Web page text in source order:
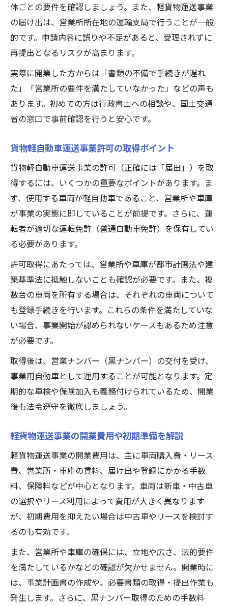
体ごとの要件を確認しましょう。また、軽貨物運送事業
の届け出は、営業所所在地の運輸支局で行うことが一般
的です。申請内容に誤りや不足があると、受理されずに
再提出となるリスクが高まります。
実際に開業した方からは「書類の不備で手続きが遅れ
た」「営業所の要件を満たしていなかった」などの声も
あります。初めての方は行政書士への相談や、国土交通
省の窓口で事前確認を行うと安心です。
貨物軽自動車運送事業許可の取得ポイント
貨物軽自動車運送事業の許可（正確には「届出」）を取
得するには、いくつかの重要なポイントがあります。ま
ず、使用する車両が軽自動車であること、営業所や車庫
が事業の実態に即していることが前提です。さらに、運
転者が適切な運転免許（普通自動車免許）を保有してい
る必要があります。
許可取得にあたっては、営業所や車庫が都市計画法や建
築基準法に抵触しないことも確認が必要です。また、複
数台の車両を所有する場合は、それぞれの車両について
も登録手続きを行います。これらの条件を満たしていな
い場合、事業開始が認められないケースもあるため注意
が必要です。
取得後は、営業ナンバー（黒ナンバー）の交付を受け、
事業用自動車として運用することが可能となります。定
期的な車検や保険加入も義務付けられているため、開業
後も法令遵守を徹底しましょう。
軽貨物運送事業の開業費用や初期準備を解説
軽貨物運送事業の開業費用は、主に車両購入費・リース
費、営業所・車庫の賃料、届け出や登録にかかる手数
料、保険料などが中心となります。車両は新車・中古車
の選択やリース利用によって費用が大きく異なります
が、初期費用を抑えたい場合は中古車やリースを検討す
るのも有効です。
また、営業所や車庫の確保には、立地や広さ、法的要件
を満たしているかなどの確認が欠かせません。開業時に
は、事業計画書の作成や、必要書類の取得・提出作業も
発生します。さらに、黒ナンバー取得のための手数料